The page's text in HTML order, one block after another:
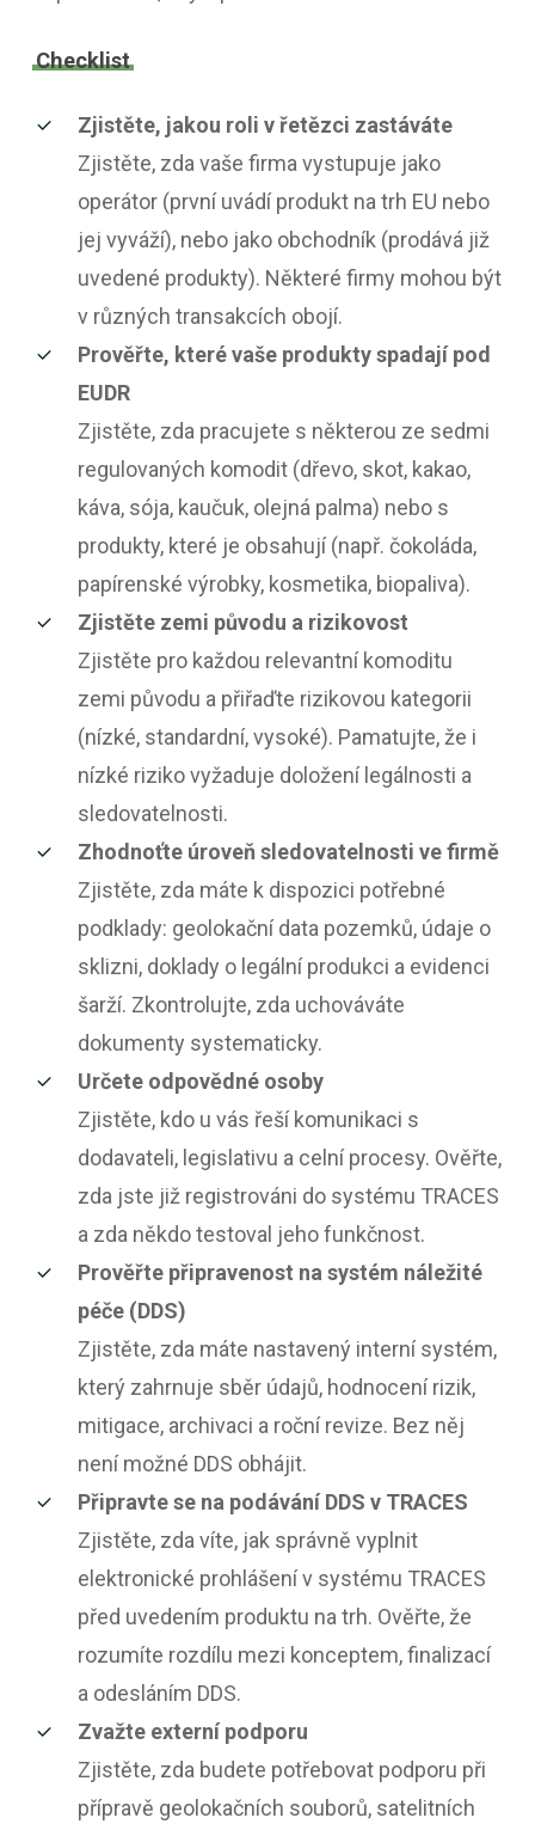
Checklist
Zjistěte, jakou roli v řetězci zastáváte
Zjistěte, zda vaše firma vystupuje jako
operátor (první uvádí produkt na trh EU nebo
jej vyváží), nebo jako obchodník (prodává již
uvedené produkty). Některé firmy mohou být
v různých transakcích obojí.
Prověřte, které vaše produkty spadají pod
EUDR
Zjistěte, zda pracujete s některou ze sedmi
regulovaných komodit (dřevo, skot, kakao,
káva, sója, kaučuk, olejná palma) nebo s
produkty, které je obsahují (např. čokoláda,
papírenské výrobky, kosmetika, biopaliva).
Zjistěte zemi původu a rizikovost
Zjistěte pro každou relevantní komoditu
zemi původu a přiřaďte rizikovou kategorii
(nízké, standardní, vysoké). Pamatujte, že i
nízké riziko vyžaduje doložení legálnosti a
sledovatelnosti.
Zhodnoťte úroveň sledovatelnosti ve firmě
Zjistěte, zda máte k dispozici potřebné
podklady: geolokační data pozemků, údaje o
sklizni, doklady o legální produkci a evidenci
šarží. Zkontrolujte, zda uchováváte
dokumenty systematicky.
Určete odpovědné osoby
Zjistěte, kdo u vás řeší komunikaci s
dodavateli, legislativu a celní procesy. Ověřte,
zda jste již registrováni do systému TRACES
a zda někdo testoval jeho funkčnost.
Prověřte připravenost na systém náležité
péče (DDS)
Zjistěte, zda máte nastavený interní systém,
který zahrnuje sběr údajů, hodnocení rizik,
mitigace, archivaci a roční revize. Bez něj
není možné DDS obhájit.
Připravte se na podávání DDS v TRACES
Zjistěte, zda víte, jak správně vyplnit
elektronické prohlášení v systému TRACES
před uvedením produktu na trh. Ověřte, že
rozumíte rozdílu mezi konceptem, finalizací
a odesláním DDS.
Zvažte externí podporu
Zjistěte, zda budete potřebovat podporu při
přípravě geolokačních souborů, satelitních